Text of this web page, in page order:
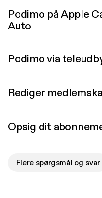
Podimo på Apple
Auto
Podimo via
Rediger
Opsig dit
Flere spørgsmål og svar